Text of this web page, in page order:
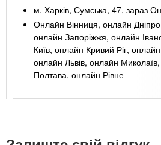
м. Харків, Сумська, 47, зараз
Онлайн Вінниця, онлайн
онлайн Запоріжжя, онлайн
Київ, онлайн Кривий Ріг,
онлайн Львів, онлайн
Полтава, онлайн Рівне